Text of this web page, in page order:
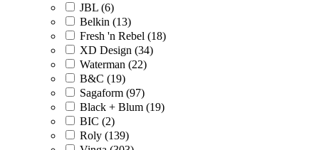
JBL (6)
Belkin (13)
Fresh 'n Rebel (18)
XD Design (34)
Waterman (22)
B&C (19)
Sagaform (97)
Black + Blum (19)
BIC (2)
Roly (139)